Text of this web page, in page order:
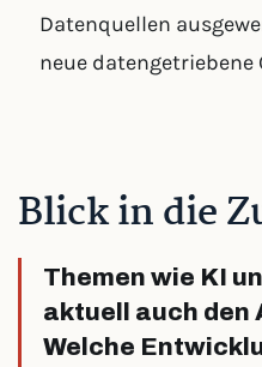
Datenquellen
neue datengetriebene
Blick in die
Themen wie KI
aktuell auch den
Welche